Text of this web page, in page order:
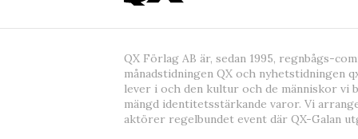
QX Förlag AB är, sedan 1995, regnbågs-
månadstidningen QX och nyhetstidningen
lever i och den kultur och de människor vi
mängd identitetsstärkande varor. Vi
aktörer regelbundet event där QX-Galan